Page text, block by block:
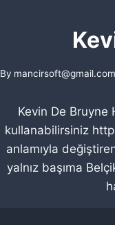
By mancirsoft@gmail.com
Kevin De Bruyne
kullanabilirsiniz
anlamıyla
yalnız başıma